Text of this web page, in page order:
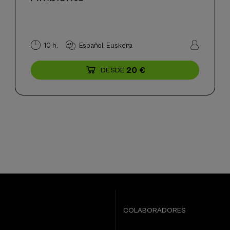
10 h. Español Euskera
...
DESDE 20 €
Últimas
Gratuito
Fecha
Plazo
matrícula
COLABORADORES